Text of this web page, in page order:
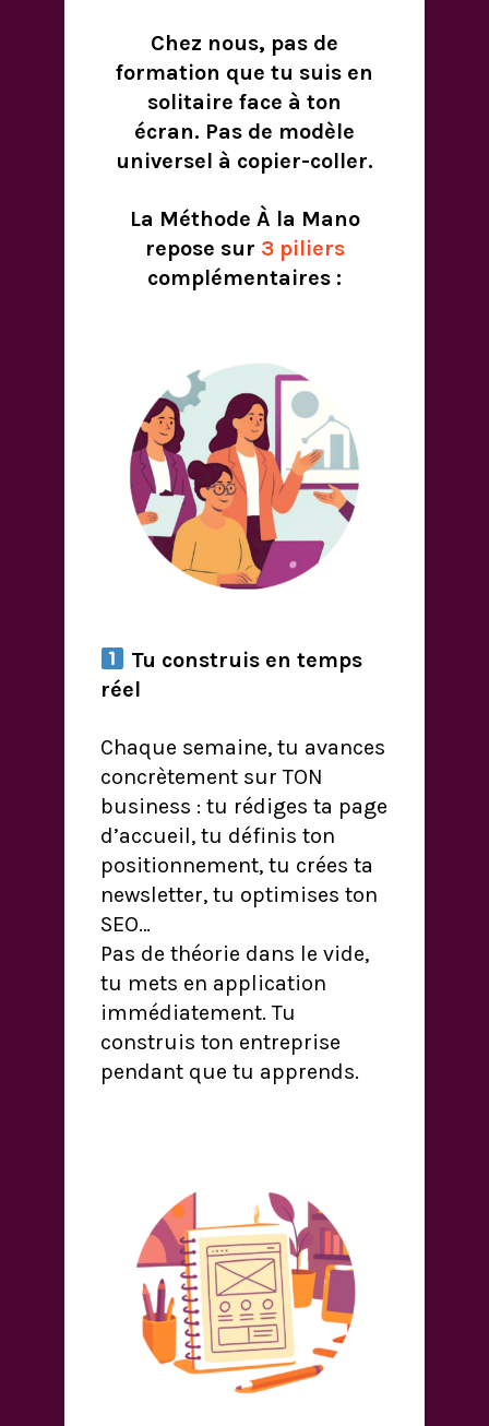
Chez nous, pas de
formation que tu suis en
solitaire face à ton
écran. Pas de modèle
universel à copier-coller.
La Méthode À la Mano
repose sur 3 piliers
complémentaires :
Tu construis en temps
réel
Chaque semaine, tu avances
concrètement sur TON
business : tu rédiges ta page
d’accueil, tu définis ton
positionnement, tu crées ta
newsletter, tu optimises ton
SEO…
Pas de théorie dans le vide,
tu mets en application
immédiatement. Tu
construis ton entreprise
pendant que tu apprends.